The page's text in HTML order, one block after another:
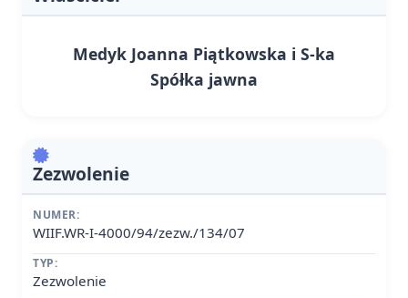
Medyk Joanna Piątkowska i S-ka
Spółka jawna
Zezwolenie
NUMER:
WIIF.WR-I-4000/94/zezw./134/07
TYP:
Zezwolenie